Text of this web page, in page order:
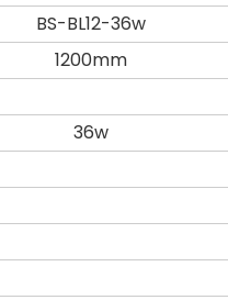
BS-BL12-36w
1200mm
36w